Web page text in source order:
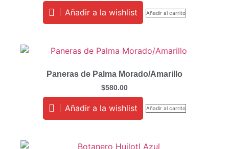
Añadir a la wishlist Añadir al carrito
Paneras de Palma Morado/Amarillo
$580.00
Añadir a la wishlist Añadir al carrito